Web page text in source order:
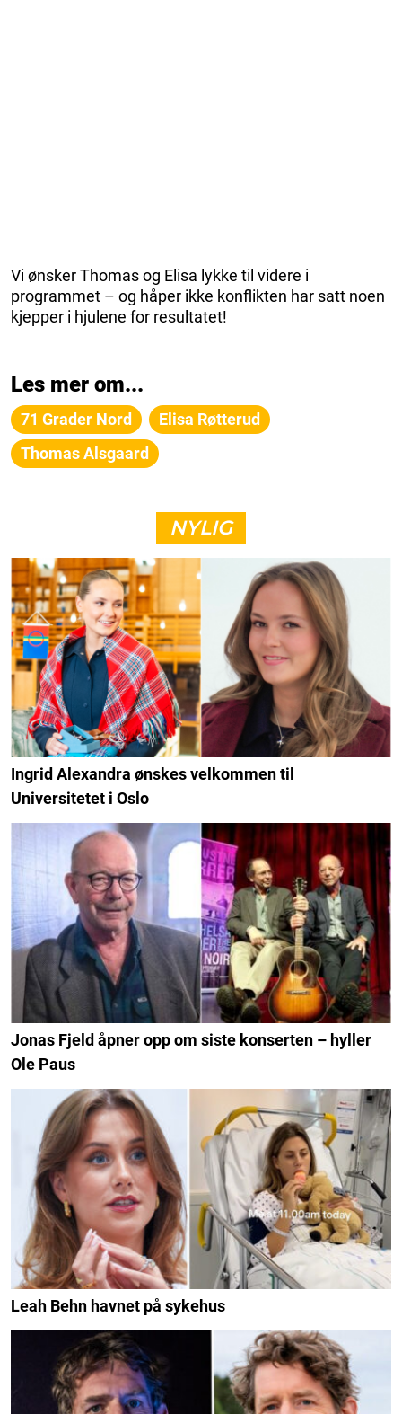
Vi ønsker Thomas og Elisa lykke til videre i
programmet – og håper ikke konflikten har satt noen
kjepper i hjulene for resultatet!
Les mer om...
71 Grader Nord
Elisa Røtterud
Thomas Alsgaard
NYLIG
Ingrid Alexandra ønskes velkommen til
Universitetet i Oslo
Jonas Fjeld åpner opp om siste konserten – hyller
Ole Paus
Leah Behn havnet på sykehus